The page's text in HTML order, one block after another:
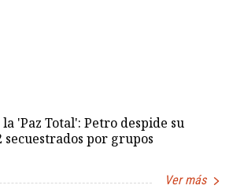
'Paz Total': Petro despide su
secuestrados por grupos
Ver más